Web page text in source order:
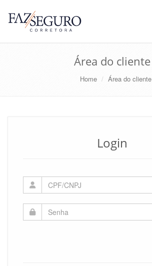
Área do cliente
Home Área do cliente
Login